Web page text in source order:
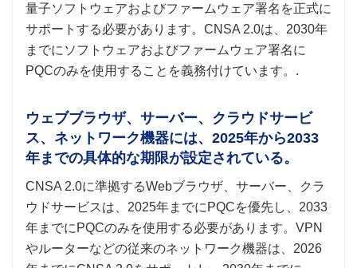
量子ソフトウェアおよびファームウェア署名を正式に
サポートする必要があります。CNSA 2.0は、2030年
までにソフトウェアおよびファームウェア署名に
PQCのみを使用することを義務付けています。.
ウェブブラウザ、サーバー、クラウドサービ
ス、ネットワーク機器には、2025年から2033
年までの具体的な期限が設定されている。
CNSA 2.0に準拠するWebブラウザ、サーバー、クラ
ウドサービスは、2025年までにPQCを優先し、2033
年までにPQCのみを使用する必要があります。VPN
やルーターなどの従来のネットワーク機器は、2026